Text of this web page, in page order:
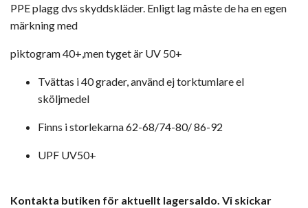
PPE plagg dvs skyddskläder. Enligt lag måste de ha en egen
märkning med
piktogram 40+,men tyget är UV 50+
Tvättas i 40 grader, använd ej torktumlare el
sköljmedel
Finns i storlekarna 62-68/74-80/86-92
UPF UV50+
Kontakta butiken för aktuellt lagersaldo. Vi skickar